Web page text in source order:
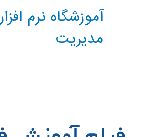
آموزشگاه نرم افزار
مدیریت